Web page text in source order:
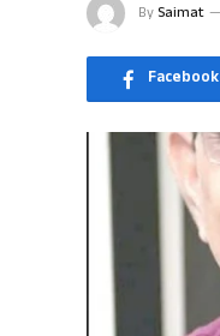
By Saimat
Facebook